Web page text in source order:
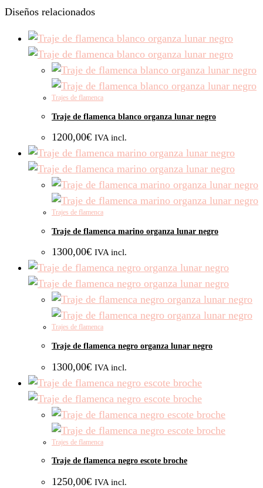
Diseños relacionados
Trajes de flamenca
Traje de flamenca blanco organza lunar negro
1200,00€ IVA incl.
Trajes de flamenca
Traje de flamenca marino organza lunar negro
1300,00€ IVA incl.
Trajes de flamenca
Traje de flamenca negro organza lunar negro
1300,00€ IVA incl.
Trajes de flamenca
Traje de flamenca negro escote broche
1250,00€ IVA incl.